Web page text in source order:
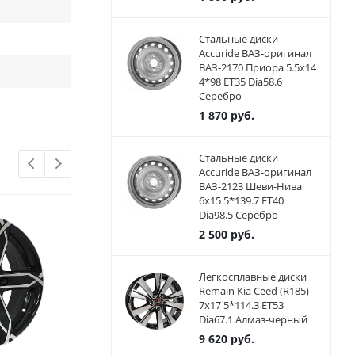
Стальные диски
Accuride ВАЗ-оригинал
ВАЗ-2170 Приора 5.5x14
4*98 ET35 Dia58.6
Серебро
1 870руб.
Стальные диски
Accuride ВАЗ-оригинал
ВАЗ-2123 Шеви-Нива
6x15 5*139.7 ET40
Dia98.5 Серебро
2 500руб.
Легкосплавные диски
Remain Kia Ceed (R185)
7x17 5*114.3 ET53
Dia67.1 Алмаз-черный
9 620руб.